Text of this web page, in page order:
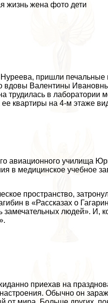
жизнь жена фото дети
пришли печальные
вдовы Валентины
трудилась в лаборатории
квартиры на 4-м этаже
авиационного училища
в медицинское учебное
прострaнcтво,
в «Рассказах о
людей». И,
приехав на
Обычно он